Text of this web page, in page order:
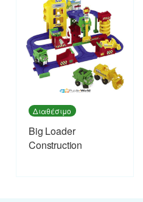
Διαθέσιμο
Big Loader
Construction